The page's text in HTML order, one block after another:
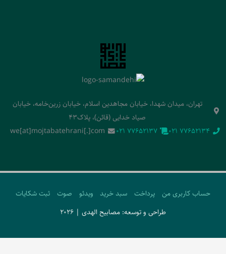
تهران، میدان شهدا، خیابان مجاهدین اسلام، خیابان زرین‌خامه، خیابان
صیاد خدایی (قائن)، پلاک43
‭021 77652134‬
‭021 77652137‬
we[at]mojtabatehrani[.]com
حساب کاربری من پرداخت سبد خرید ویدئو صوت
ثبت شکایات
طراحی و توسعه: مصابیح الهدی | 2026